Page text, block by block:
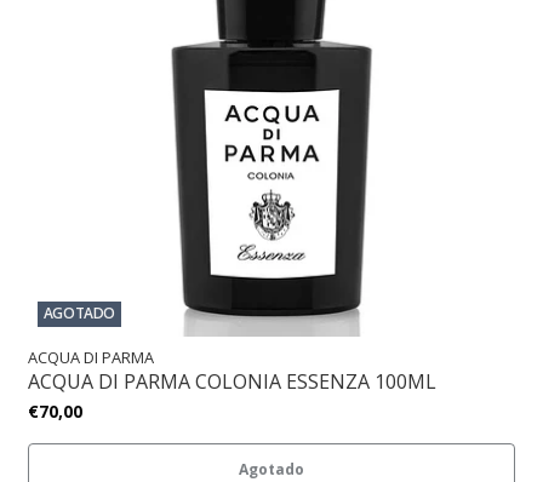
AGOTADO
ACQUA DI PARMA
ACQUA DI PARMA COLONIA ESSENZA 100ML
€70,00
Agotado